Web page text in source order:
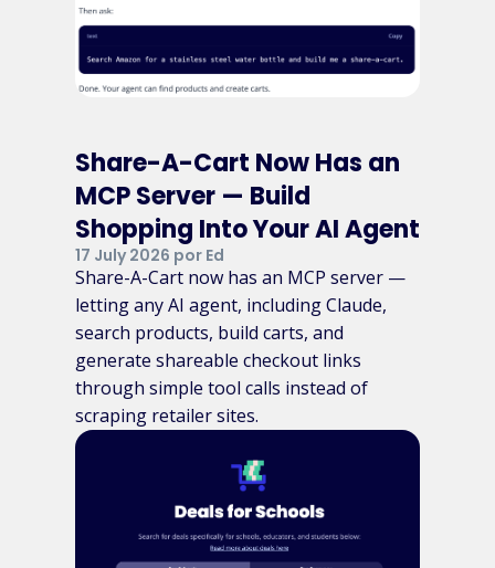
Share-A-Cart Now Has an
MCP Server — Build
Shopping Into Your AI Agent
17 July 2026 por Ed
Share-A-Cart now has an MCP server —
letting any AI agent, including Claude,
search products, build carts, and
generate shareable checkout links
through simple tool calls instead of
scraping retailer sites.